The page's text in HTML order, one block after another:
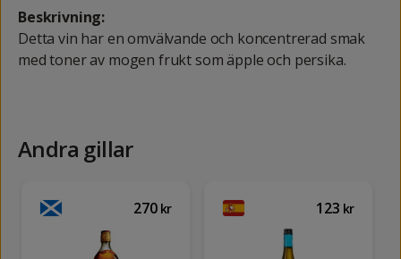
Beskrivning:
Detta vin har en omvälvande och koncentrerad smak
med toner av mogen frukt som äpple och persika.
Andra gillar
270 kr 123 kr